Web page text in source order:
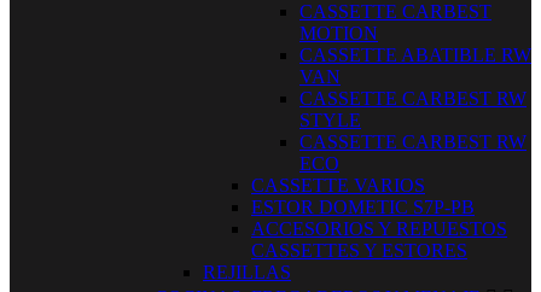
CASSETTE CARBEST
MOTION
CASSETTE ABATIBLE RW
VAN
CASSETTE CARBEST RW
STYLE
CASSETTE CARBEST RW
ECO
CASSETTE VARIOS
ESTOR DOMETIC S7P-PB
ACCESORIOS Y REPUESTOS
CASSETTES Y ESTORES
REJILLAS